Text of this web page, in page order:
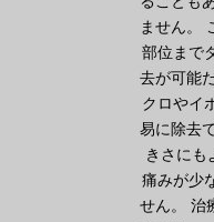
ません。
部位まで
去が可能
クロやイ
易に除去
きさにも
痛みが少
せん。 治